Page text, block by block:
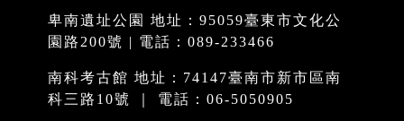
卑南遺址公園 地址：95059臺東市文化公
園路200號 | 電話：089-233466
南科考古館 地址：74147臺南市新市區南
科三路10號 ｜ 電話：06-5050905